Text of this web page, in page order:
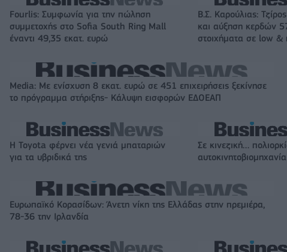
Fourlis: Συμφωνία για την πώληση
συμμετοχής στο Sofia South Ring Mall
έναντι 49,35 εκατ. ευρώ
Β.Σ. Καρούλιας:
και αύξηση κερδών
στοιχήματα σε low
Media: Με ενίσχυση 8 εκατ. ευρώ σε 451 επιχειρήσεις ξεκίνησε
το πρόγραμμα στήριξης- Κάλυψη εισφορών ΕΔΟΕΑΠ
Η Toyota φέρνει νέα γενιά μπαταριών
για τα υβριδικά της
Σε κινεζική…
αυτοκινητοβιομηχανία
Ευρωπαϊκό Κορασίδων: Άνετη νίκη της Ελλάδας στην πρεμιέρα,
78-36 την Ιρλανδία